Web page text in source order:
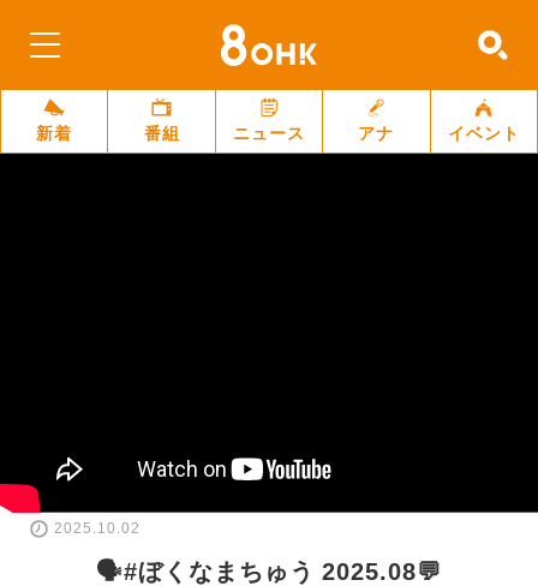
新着 番組 ニュース アナ イベント
2025.10.02
🗣#ぼくなまちゅう 2025.08💬